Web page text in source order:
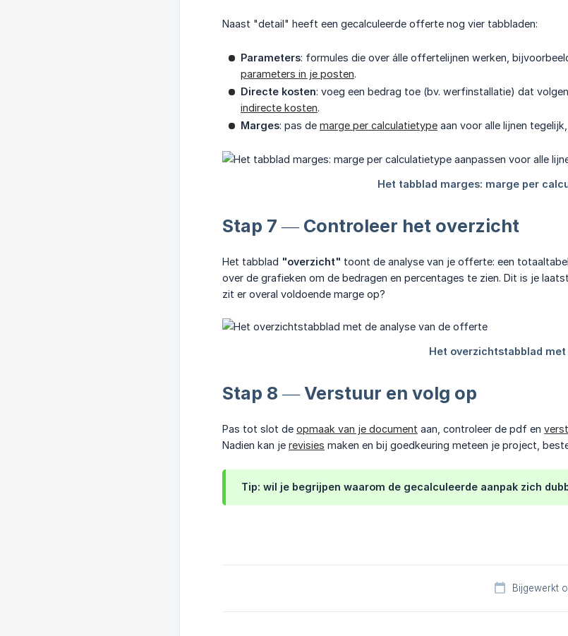
Naast "detail" heeft een gecalculeerde offerte nog vier tabbladen:
Parameters: formules die over álle offertelijnen werken,
parameters in je posten.
Directe kosten: voeg een bedrag toe (bv. werfinstallatie) dat
indirecte kosten.
Marges: pas de marge per calculatietype aan voor alle lijnen
Stap 7 — Controleer het overzicht
Het tabblad "overzicht" toont de analyse van je offerte: een
over de grafieken om de bedragen en percentages te zien. Dit is je
zit er overal voldoende marge op?
Stap 8 — Verstuur en volg op
Pas tot slot de opmaak van je document aan, controleer de pdf en
Nadien kan je revisies maken en bij goedkeuring meteen je project,
Tip: wil je begrijpen waarom de gecalculeerde aanpak zich
Bijgewerkt